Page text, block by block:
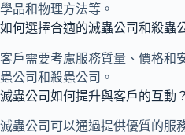
學品和物理方法等。
如何選擇合適的滅蟲公司和殺蟲
客戶需要考慮服務質量、價格和
蟲公司和殺蟲公司。
滅蟲公司如何提升與客戶的互動？
滅蟲公司可以通過提供優質的服